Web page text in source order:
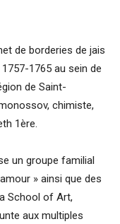
de borderies de jais
1765 au sein de
de Saint-
chimiste,
1ère.
un groupe familial
» ainsi que des
School of Art,
aux multiples